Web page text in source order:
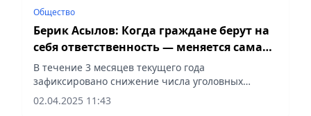
Общество
Берик Асылов: Когда граждане берут на
себя ответственность — меняется сама
реальность
В течение 3 месяцев текущего года
зафиксировано снижение числа уголовных
правонарушений совершенных в состоянии
алкогольного опьянения, сообщает Vecher.kz.
02.04.2025 11:43